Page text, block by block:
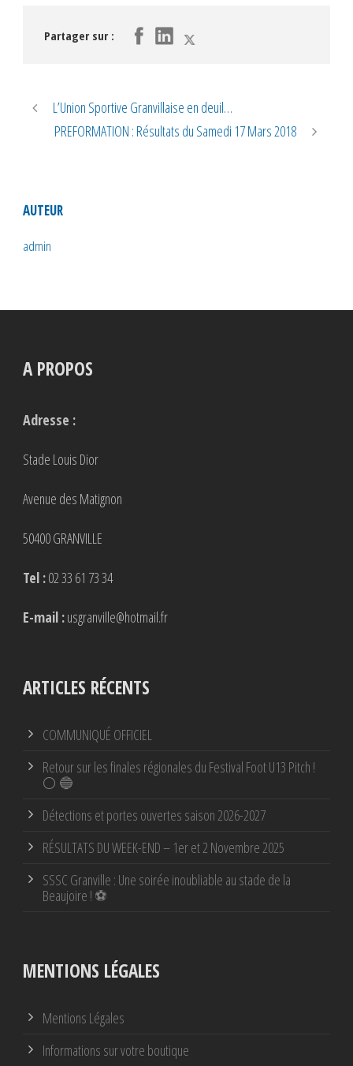
Partager sur :
L’Union Sportive Granvillaise en deuil…
PREFORMATION : Résultats du Samedi 17 Mars 2018
AUTEUR
admin
A PROPOS
Adresse :
Stade Louis Dior
Avenue des Matignon
50400 GRANVILLE
Tel :02 33 61 73 34
E-mail :usgranville@hotmail.fr
ARTICLES RÉCENTS
COMMUNIQUÉ OFFICIEL
Retour sur les finales régionales du Festival Foot U13 Pitch !
⚪ 🔵
Détections et portes ouvertes saison 2026-2027
RÉSULTATS DU WEEK-END – 1er et 2 Novembre 2025
SSSC Granville : Une soirée inoubliable au stade de la
Beaujoire ! ⚽
MENTIONS LÉGALES
Mentions Légales
Informations sur votre boutique